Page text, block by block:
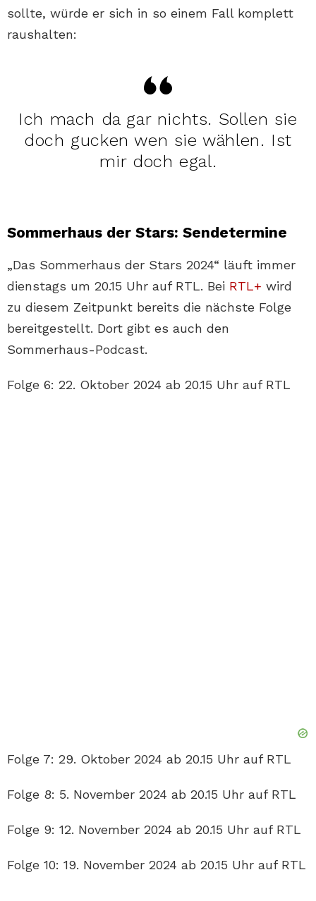
sollte, würde er sich in so einem Fall komplett
raushalten:
Ich mach da gar nichts. Sollen sie
doch gucken wen sie wählen. Ist
mir doch egal.
Sommerhaus der Stars: Sendetermine
„Das Sommerhaus der Stars 2024“ läuft immer
dienstags um 20.15 Uhr auf RTL. Bei RTL+ wird
zu diesem Zeitpunkt bereits die nächste Folge
bereitgestellt. Dort gibt es auch den
Sommerhaus-Podcast.
Folge 6: 22. Oktober 2024 ab 20.15 Uhr auf RTL
Folge 7: 29. Oktober 2024 ab 20.15 Uhr auf RTL
Folge 8: 5. November 2024 ab 20.15 Uhr auf RTL
Folge 9: 12. November 2024 ab 20.15 Uhr auf RTL
Folge 10: 19. November 2024 ab 20.15 Uhr auf RTL